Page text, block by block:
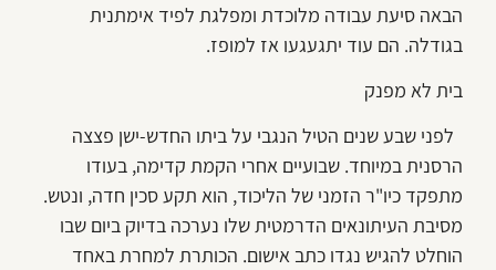
הבאה סיעת עבודה מלוכדת ומפלגת לפיד אימתנית
בגודלה. הם עוד יתגעגעו אז למופז.
בית לא מפנק
לפני שבע שנים הטיל הנגבי על ביתו החדש-ישן פצצה
הרסנית במיוחד. שבועיים אחרי הקמת קדימה, בעודו
מתפקד כיו"ר הזמני של הליכוד, הוא תקע סכין חדה, ונטש.
מסיבת העיתונאים הדרמטית שלו נערכה בדיוק ביום שבו
הוחלט להגיש נגדו כתב אישום. הכותרת למחרת באחד